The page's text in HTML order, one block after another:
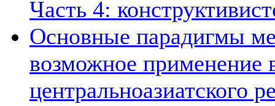
Часть 4:
Основные парадигмы
возможное применение
центральноазиатского